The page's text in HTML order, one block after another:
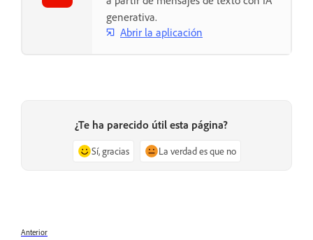
generativa.
Abrir la aplicación
¿Te ha parecido útil esta página?
Sí, gracias La verdad es que no
Anterior